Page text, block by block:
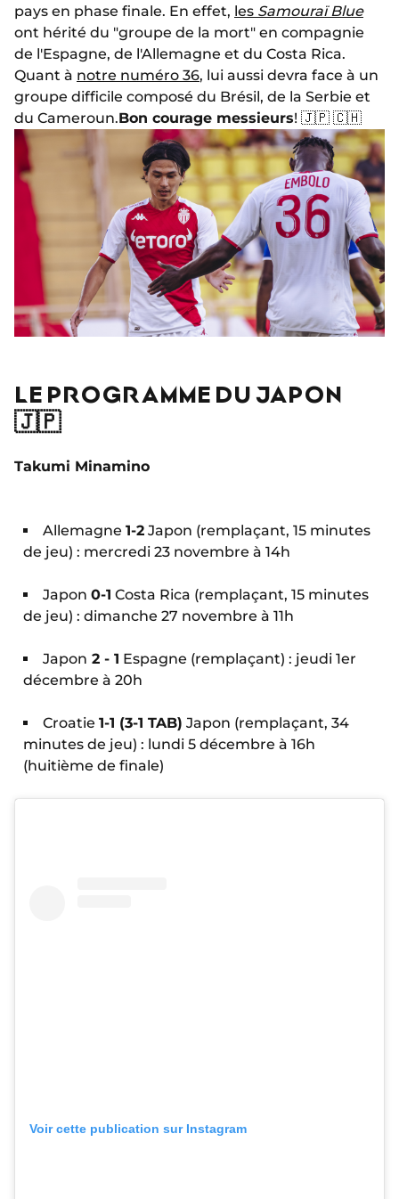
pays en phase finale. En effet, les Samouraï Blue
ont hérité du "groupe de la mort" en compagnie
de l'Espagne, de l'Allemagne et du Costa Rica.
Quant à notre numéro 36, lui aussi devra face à un
groupe difficile composé du Brésil, de la Serbie et
du Cameroun.Bon courage messieurs! 🇯🇵 🇨🇭
LE PROGRAMME DU JAPON
🇯🇵
Takumi Minamino
Allemagne 1-2 Japon (remplaçant, 15 minutes
de jeu) : mercredi 23 novembre à 14h
Japon 0-1 Costa Rica (remplaçant, 15 minutes
de jeu) : dimanche 27 novembre à 11h
Japon 2 - 1 Espagne (remplaçant) : jeudi 1er
décembre à 20h
Croatie 1-1 (3-1 TAB) Japon (remplaçant, 34
minutes de jeu) : lundi 5 décembre à 16h
(huitième de finale)
Voir cette publication sur Instagram